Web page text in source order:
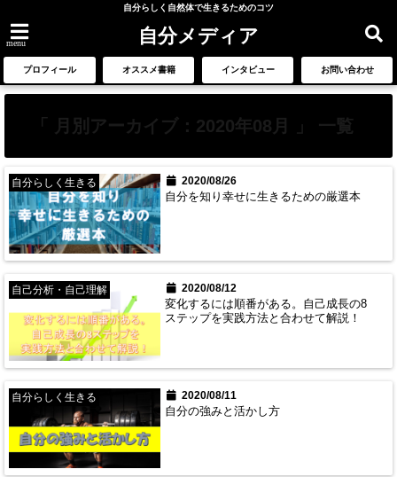
自分らしく自然体で生きるためのコツ
menu 自分メディア
プロフィール オススメ書籍 インタビュー お問い合わせ
「 月別アーカイブ：2020年08月 」 一覧
自分らしく生きる
2020/08/26
自分を知り幸せに生きるための厳選本
自己分析・自己理解
2020/08/12
変化するには順番がある。自己成長の8
ステップを実践方法と合わせて解説！
自分らしく生きる
2020/08/11
自分の強みと活かし方